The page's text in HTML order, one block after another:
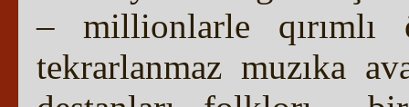
– millionlarle
tekrarlanmaz muzıka